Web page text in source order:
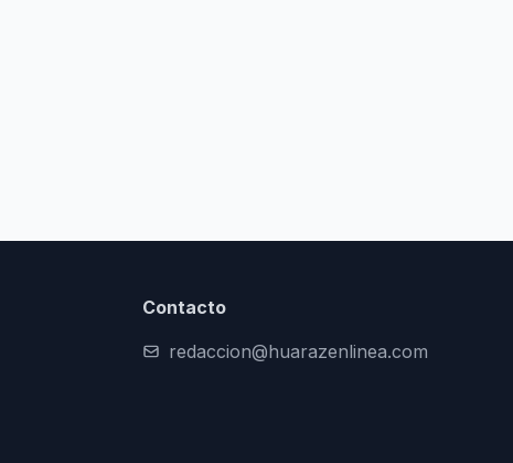
Contacto
redaccion@huarazenlinea.com